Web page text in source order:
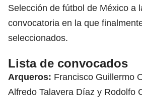
Selección de fútbol de México a
convocatoria en la que
seleccionados.
Lista de convocados
Arqueros: Francisco Guillermo
Alfredo Talavera Díaz y Rodolfo